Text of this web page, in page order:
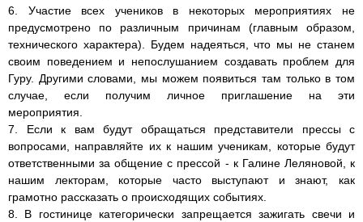
6. Участие всех учеников в некоторых мероприятиях не
предусмотрено по различным причинам (главным образом,
технического характера). Будем надеяться, что мы не станем
своим поведением и непослушанием создавать проблем для
Гуру. Другими словами, мы можем появиться там только в том
случае, если получим личное приглашение на эти
мероприятия.
7. Если к вам будут обращаться представители прессы с
вопросами, направляйте их к нашим ученикам, которые будут
ответственными за общение с прессой - к Галине Леляновой, к
нашим лекторам, которые часто выступают и знают, как
грамотно рассказать о происходящих событиях.
8. В гостинице категорически запрещается зажигать свечи и